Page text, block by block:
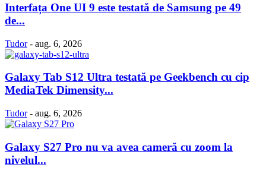
Interfața One UI 9 este testată de Samsung pe 49
de...
Tudor - aug. 6, 2026
Galaxy Tab S12 Ultra testată pe Geekbench cu cip
MediaTek Dimensity...
Tudor - aug. 6, 2026
Galaxy S27 Pro nu va avea cameră cu zoom la
nivelul...